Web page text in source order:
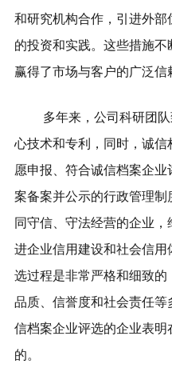
和研究机构合作，引进外
的投资和实践。这些措施
赢得了市场与客户的广泛信
多年来，公司科研团
心技术和专利，同时，诚
愿申报、符合诚信档案企
案备案并公示的行政管理
同守信、守法经营的企业
进企业信用建设和社会信
选过程是非常严格和细致
品质、信誉度和社会责任
信档案企业评选的企业表
的。